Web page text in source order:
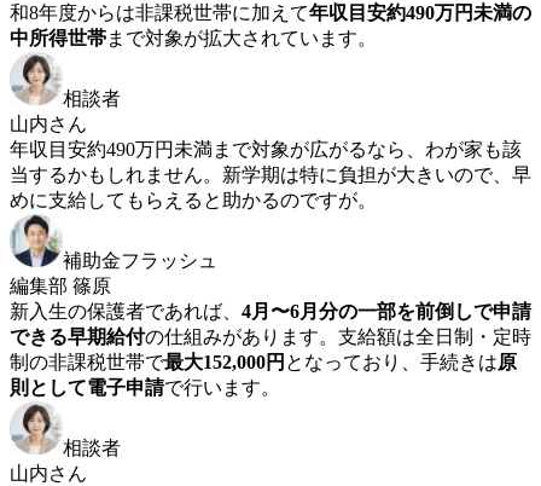
和8年度からは非課税世帯に加えて年収目安約490万円未満の
中所得世帯まで対象が拡大されています。
相談者
山内さん
年収目安約490万円未満まで対象が広がるなら、わが家も該
当するかもしれません。新学期は特に負担が大きいので、早
めに支給してもらえると助かるのですが。
補助金フラッシュ
編集部 篠原
新入生の保護者であれば、 4月〜6月分の一部を前倒しで申請
できる早期給付の仕組みがあります。支給額は全日制・定時
制の非課税世帯で最大152,000円 となっており、手続きは原
則として電子申請で行います。
相談者
山内さん